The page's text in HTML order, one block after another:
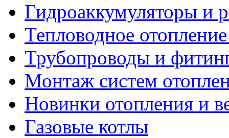
Гидроаккумуляторы и
Тепловодное
Трубопроводы и
Монтаж систем
Новинки отопления и
Газовые котлы